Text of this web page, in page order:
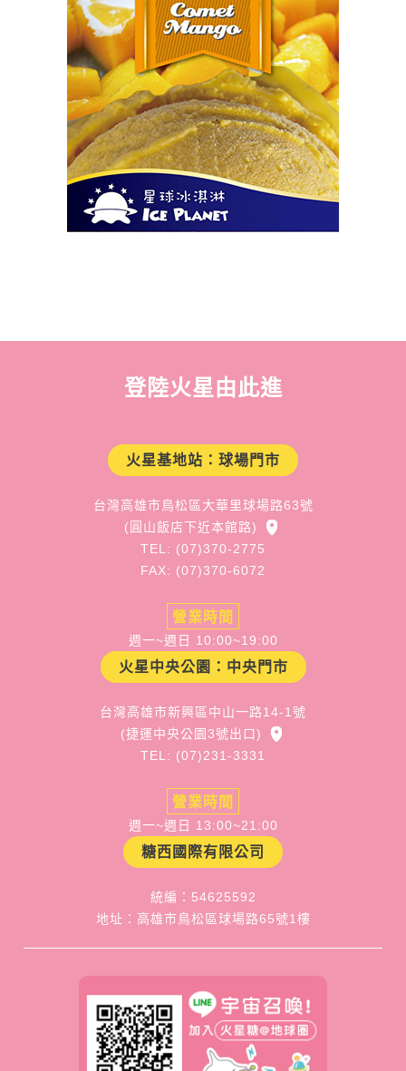
登陸火星由此進
火星基地站：球場門市
台灣高雄市鳥松區大華里球場路63號
(圓山飯店下近本館路)
TEL: (07)370-2775
FAX: (07)370-6072
營業時間
週一~週日 10:00~19:00
火星中央公園：中央門市
台灣高雄市新興區中山一路14-1號
(捷運中央公園3號出口)
TEL: (07)231-3331
營業時間
週一~週日 13:00~21:00
糖西國際有限公司
統編：54625592
地址：高雄市鳥松區球場路65號1樓